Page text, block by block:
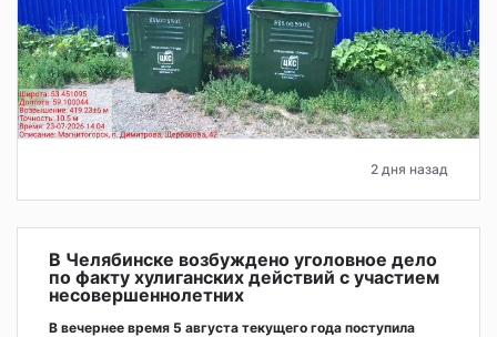
2 дня назад
В Челябинске возбуждено уголовное дело
по факту хулиганских действий с участием
несовершеннолетних
В вечернее время 5 августа текущего года поступила